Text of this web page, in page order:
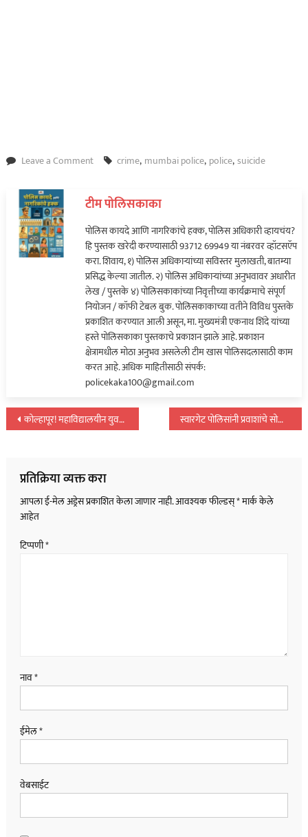
Leave a Commenton
आत्महत्येप्रकरणी
माहिती
समोर…
crime, mumbai police, police,suicide
टीम पोलिसकाका
पोलिस कायदे आणि नागरिकांचे हक्क, पोलिस अधिकारी व्हायचंय?
हि पुस्तक खरेदी करण्यासाठी 93712 69949 या नंबरवर व्हॉटसऍप
करा. शिवाय, १) पोलिस अधिकाऱ्यांच्या सविस्तर मुलाखती, बातम्या
प्रसिद्ध केल्या जातील. २) पोलिस अधिकाऱ्यांच्या अनुभवावर अधारीत
लेख / पुस्तके ४) पोलिसकाकांच्या निवृत्तीच्या कार्यक्रमाचे संपूर्ण
नियोजन / कॉफी टेबल बुक. पोलिसकाकाच्या वतीने विविध पुस्तके
प्रकाशित करण्यात आली असून, मा. मुख्यमंत्री एकनाथ शिंदे यांच्या
हस्ते पोलिसकाका पुस्तकाचे प्रकाशन झाले आहे. प्रकाशन
क्षेत्रामधील मोठा अनुभव असलेली टीम खास पोलिसदलासाठी काम
करत आहे. अधिक माहितीसाठी संपर्क:
policekaka100@gmail.com
पोस्टचे
कोल्हापूर! महाविद्यालयीन युवतीवर प्रियकरासह चौघांचा अत्याचार; Video बनवला अन्… स्वारगेट पोलिसांनी प्रवाशांचे सोन्याचे दागीने चोरणाऱ्या सराईत चोरट्यास केले जेरबंद…
प्रतिक्रिया व्यक्त करा
आपला ई-मेल अड्रेस प्रकाशित केला जाणार नाही.आवश्यक फील्डस्*मार्क केले
आहेत
टिप्पणी*
नाव*
ईमेल*
वेबसाईट